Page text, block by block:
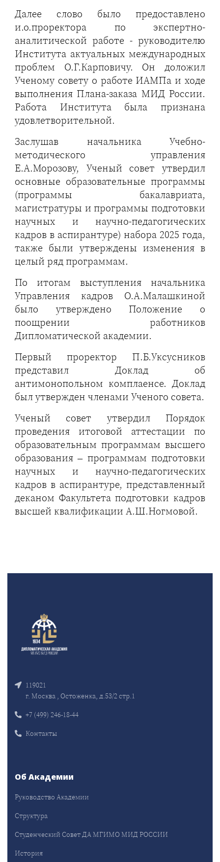
Далее слово было предоставлено
и.о.проректора по экспертно-
аналитической работе - руководителю
Института актуальных международных
проблем О.Г.Карповичу. Он доложил
Ученому совету о работе ИАМПа и ходе
выполнения Плана-заказа МИД России.
Работа Института была признана
удовлетворительной.
Заслушав начальника Учебно-
методического управления
Е.А.Морозову, Ученый совет утвердил
основные образовательные программы
(программы бакалавриата,
магистратуры и программы подготовки
научных и научно-педагогических
кадров в аспирантуре) набора 2025 года,
также были утверждены изменения в
целый ряд программам.
По итогам выступления начальника
Управления кадров О.А.Малашкиной
было утверждено Положение о
поощрении работников
Дипломатической академии.
Первый проректор П.Б.Уксусников
представил Доклад об
антимонопольном комплаенсе. Доклад
был утвержден членами Ученого совета.
Ученый совет утвердил Порядок
проведения итоговой аттестации по
образовательным программам высшего
образования – программам подготовки
научных и научно-педагогических
кадров в аспирантуре, представленный
деканом Факультета подготовки кадров
высшей квалификации А.Ш.Ногмовой.
119021
г. Москва , Остоженка, д.53/2 стр.1
+7 (499) 246-18-44
Контакты
Об Академии
Руководство Академии
Структура
Студенческий Совет ДА МГИМО МИД РОССИИ
История